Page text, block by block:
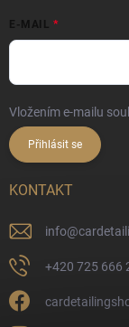
E-MAIL
Vložením e-mailu
Přihlásit se
KONTAKT
info@
+420 725 666